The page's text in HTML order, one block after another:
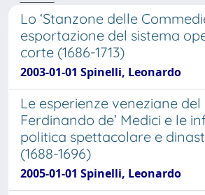
Lo ‘Stanzone delle
esportazione del sistema
corte (1686-1713)
2003-01-01 Spinelli, Leonardo
Le esperienze veneziane del
Ferdinando de’ Medici e le
politica spettacolare e
(1688-1696)
2005-01-01 Spinelli, Leonardo